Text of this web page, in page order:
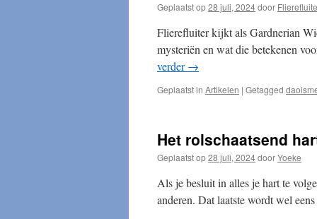
Geplaatst op28 juli, 2024door
Flierefluiter kijkt als Gardnerian
mysteriën en wat die betekenen
verder→
Geplaatst in Artikelen | Getagged
Het rolschaatsend
Geplaatst op28 juli, 2024doorYoeke
Als je besluit in alles je hart te
anderen. Dat laatste wordt wel